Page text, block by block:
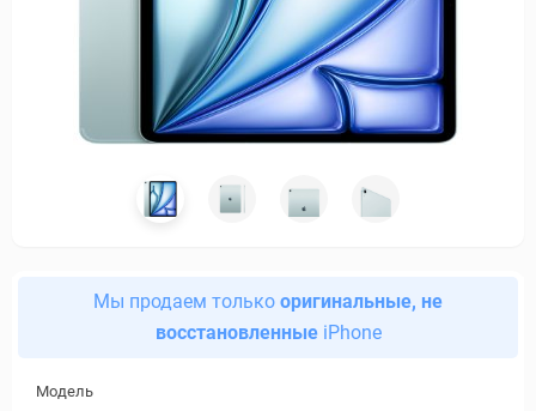
Мы продаем только оригинальные, не
восстановленныеiPhone
Модель